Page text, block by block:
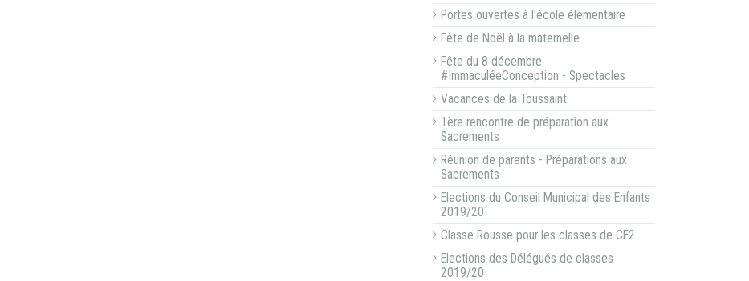
Portes ouvertes à l'école élémentaire
Fête de Noël à la maternelle
Fête du 8 décembre
#ImmaculéeConception - Spectacles
Vacances de la Toussaint
1ère rencontre de préparation aux
Sacrements
Réunion de parents - Préparations aux
Sacrements
Elections du Conseil Municipal des Enfants
2019/20
Classe Rousse pour les classes de CE2
Elections des Délégués de classes
2019/20